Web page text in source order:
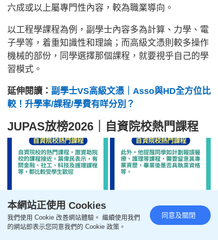
六成或以上屬專門性內容，較為職業導向。
以工程學課程為例，副學士內容多為計算、力學、電
子學等，着重知識性和理論；而高級文憑則較多操作
機械的部份，同學選擇那個課程，就要視乎自己的學
習模式。
延伸閱讀： 副學士VS高級文憑｜Asso與HD全方位比
較！升學率/課程/學費有咩分別？
JUPAS放榜2026｜自資院校熱門課程
本網站正使用 Cookies
我們使用 Cookie 改善網站體驗。 繼續使用我們
的網站即表示您同意我們的 Cookie 政策。
同意及關閉